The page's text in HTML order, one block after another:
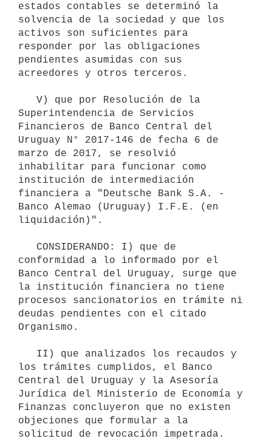
estados contables se determinó la
solvencia de la sociedad y que los
activos son suficientes para
responder por las obligaciones
pendientes asumidas con sus
acreedores y otros terceros.
Superintendencia de Servicios
Financieros de Banco Central del
Uruguay N° 2017-146 de fecha 6 de
marzo de 2017, se resolvió
inhabilitar para funcionar como
institución de intermediación
financiera a "Deutsche Bank S.A. -
Banco Alemao (Uruguay) I.F.E. (en
liquidación)".
conformidad a lo informado por el
Banco Central del Uruguay, surge que
la institución financiera no tiene
procesos sancionatorios en trámite ni
deudas pendientes con el citado
Organismo.
los trámites cumplidos, el Banco
Central del Uruguay y la Asesoría
Jurídica del Ministerio de Economía y
Finanzas concluyeron que no existen
objeciones que formular a la
solicitud de revocación impetrada.